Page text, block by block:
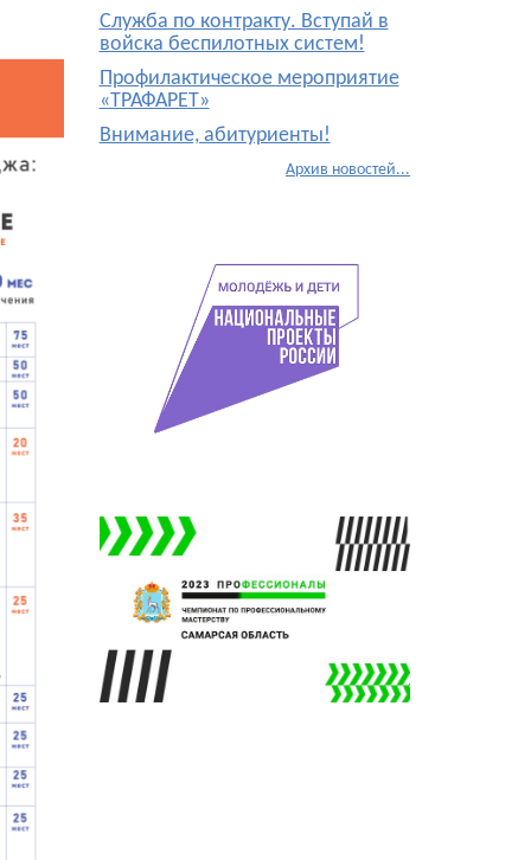
Служба по контракту. Вступай в
войска беспилотных систем!
Профилактическое мероприятие
«ТРАФАРЕТ»
Внимание, абитуриенты!
Архив новостей...